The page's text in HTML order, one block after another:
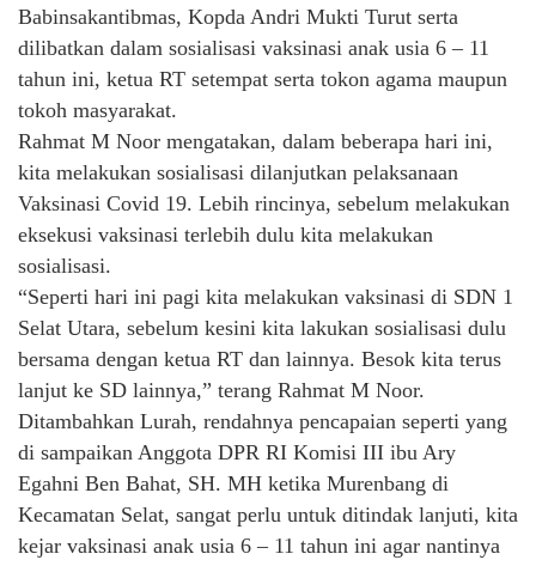
Babinsakantibmas, Kopda Andri Mukti Turut serta
dilibatkan dalam sosialisasi vaksinasi anak usia 6 – 11
tahun ini, ketua RT setempat serta tokon agama maupun
tokoh masyarakat.
Rahmat M Noor mengatakan, dalam beberapa hari ini,
kita melakukan sosialisasi dilanjutkan pelaksanaan
Vaksinasi Covid 19. Lebih rincinya, sebelum melakukan
eksekusi vaksinasi terlebih dulu kita melakukan
sosialisasi.
“Seperti hari ini pagi kita melakukan vaksinasi di SDN 1
Selat Utara, sebelum kesini kita lakukan sosialisasi dulu
bersama dengan ketua RT dan lainnya. Besok kita terus
lanjut ke SD lainnya,” terang Rahmat M Noor.
Ditambahkan Lurah, rendahnya pencapaian seperti yang
di sampaikan Anggota DPR RI Komisi III ibu Ary
Egahni Ben Bahat, SH. MH ketika Murenbang di
Kecamatan Selat, sangat perlu untuk ditindak lanjuti, kita
kejar vaksinasi anak usia 6 – 11 tahun ini agar nantinya